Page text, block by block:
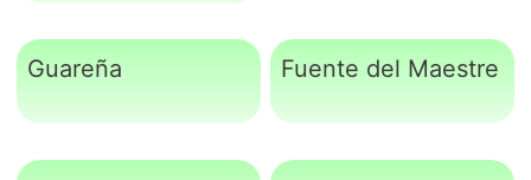
Guareña Fuente del Maestre